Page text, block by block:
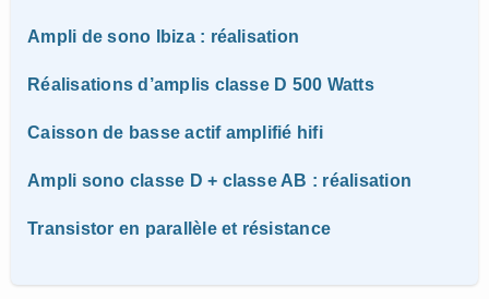
Ampli de sono Ibiza : réalisation
Réalisations d’amplis classe D 500 Watts
Caisson de basse actif amplifié hifi
Ampli sono classe D + classe AB : réalisation
Transistor en parallèle et résistance